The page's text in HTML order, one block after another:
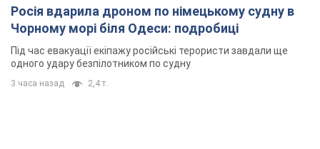
Росія вдарила дроном по німецькому судну в
Чорному морі біля Одеси: подробиці
Під час евакуації екіпажу російські терористи завдали ще
одного удару безпілотником по судну
3 часа назад 2,4 т.